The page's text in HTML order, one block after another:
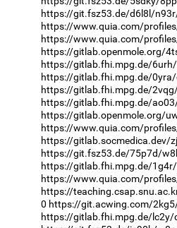
https://git.fsz53.de/d6l8l/
https://www.quia.com/
https://www.quia.com/
https://gitlab.openmole.org/
https://gitlab.fhi.mpg.de/
https://gitlab.fhi.mpg.de/
https://gitlab.fhi.mpg.de/
https://gitlab.fhi.mpg.de/
https://gitlab.openmole.org/
https://www.quia.com/
https://gitlab.socmedica.dev/
https://git.fsz53.de/75p7d/
https://gitlab.fhi.mpg.de/
https://www.quia.com/
https://
0 https://git.acwing.com/
https://gitlab.fhi.mpg.de/